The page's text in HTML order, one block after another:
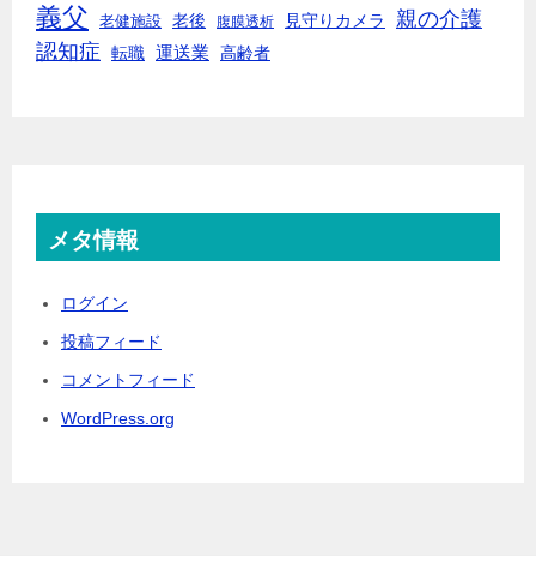
義父 老健施設 老後 腹膜透析 見守りカメラ
親の介護
認知症
転職 運送業 高齢者
メタ情報
ログイン
投稿フィード
コメントフィード
WordPress.org